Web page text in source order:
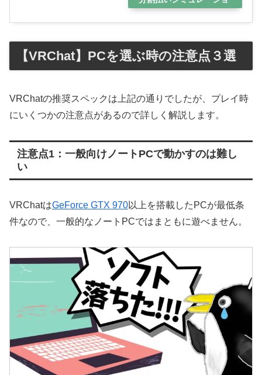
【VRChat】PCを選ぶ時の注意点３選
VRChatの推奨スペックは上記の通りでしたが、プレイ時
にいくつかの注意点があるので詳しく解説します。
注意点1：一般向けノートPCで動かすのは難し
い
VRChatはGeForce GTX 970以上を搭載したPCが最低条
件なので、一般的なノートPCではまともに遊べません。